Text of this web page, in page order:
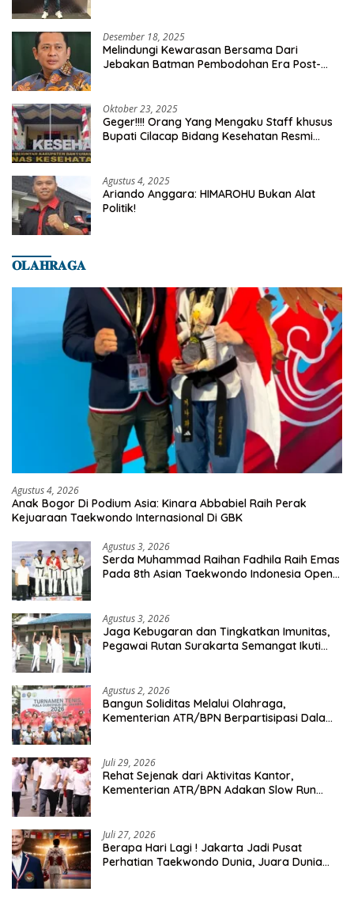
Desember 18, 2025
Melindungi Kewarasan Bersama Dari
Jebakan Batman Pembodohan Era Post-
Oktober 23, 2025
Geger!!!! Orang Yang Mengaku Staff khusus
Bupati Cilacap Bidang Kesehatan Resmi
Agustus 4, 2025
Ariando Anggara: HIMAROHU Bukan Alat
Politik!
𝐎𝐋𝐀𝐇𝐑𝐀𝐆𝐀
Agustus 4, 2026
Anak Bogor Di Podium Asia: Kinara Abbabiel Raih Perak
Kejuaraan Taekwondo Internasional Di GBK
Agustus 3, 2026
Serda Muhammad Raihan Fadhila Raih Emas
Pada 8th Asian Taekwondo Indonesia Open
Agustus 3, 2026
Jaga Kebugaran dan Tingkatkan Imunitas,
Pegawai Rutan Surakarta Semangat Ikuti
Agustus 2, 2026
Bangun Soliditas Melalui Olahraga,
Kementerian ATR/BPN Berpartisipasi Dalam
Juli 29, 2026
Rehat Sejenak dari Aktivitas Kantor,
Kementerian ATR/BPN Adakan Slow Run
Juli 27, 2026
Berapa Hari Lagi ! Jakarta Jadi Pusat
Perhatian Taekwondo Dunia, Juara Dunia